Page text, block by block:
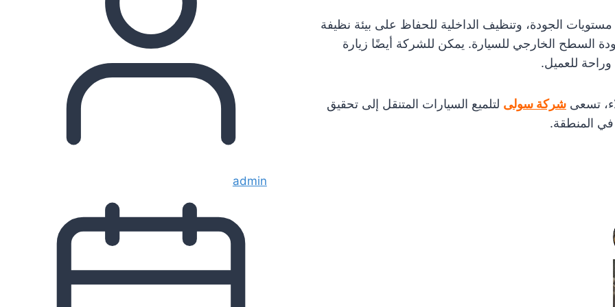
الجودة، وتنظيف الداخلية للحفاظ على بيئة نظيفة
السطح الخارجي للسيارة. يمكن للشركة أيضًا زيارة
للعميل.
تسعىشركة سولى لتلميع السيارات المتنقل إلى تحقيق
في المنطقة.
admin